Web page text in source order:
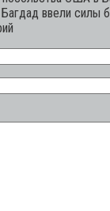
ввели силы